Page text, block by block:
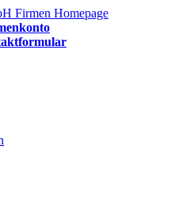
Firmen Homepage